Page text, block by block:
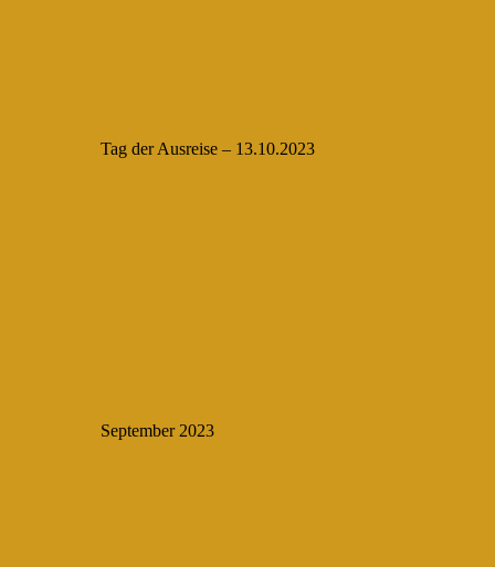
Tag der Ausreise – 13.10.2023
September 2023